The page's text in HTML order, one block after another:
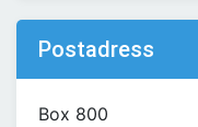
Postadress
Box 800